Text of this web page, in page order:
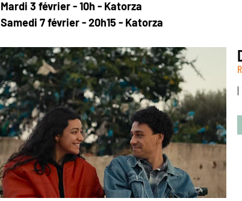
Mardi 3 février - 10h - Katorza
Samedi 7 février - 20h15 - Katorza